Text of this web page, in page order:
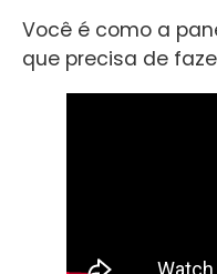
Você é como a
que precisa de